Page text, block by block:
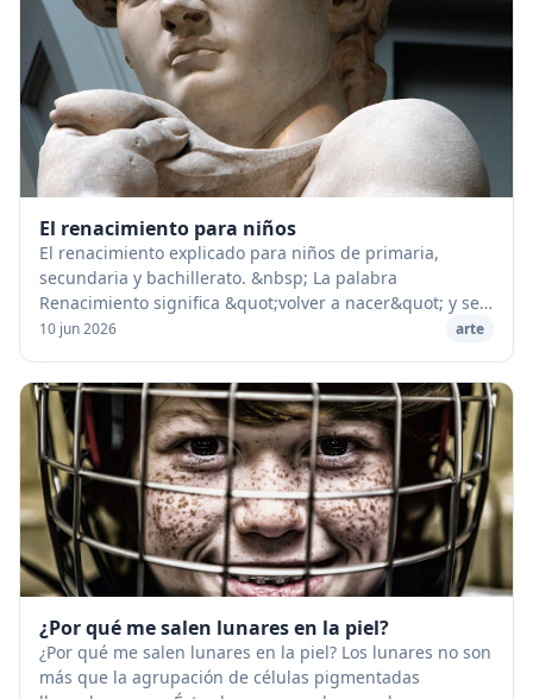
El renacimiento para niños
El renacimiento explicado para niños de primaria,
secundaria y bachillerato. &nbsp; La palabra
Renacimiento significa &quot;volver a nacer&quot; y se
aplica al movimiento intelectual que tanta inﬂuenc...
10 jun 2026 arte
¿Por qué me salen lunares en la piel?
¿Por qué me salen lunares en la piel? Los lunares no son
más que la agrupación de células pigmentadas